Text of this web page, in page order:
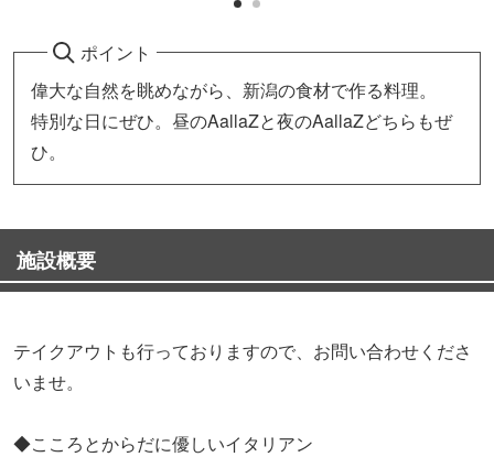
ポイント
偉大な自然を眺めながら、新潟の食材で作る料理。
特別な日にぜひ。昼のAallaZと夜のAallaZどちらもぜ
ひ。
施設概要
テイクアウトも行っておりますので、お問い合わせくださ
いませ。
◆こころとからだに優しいイタリアン